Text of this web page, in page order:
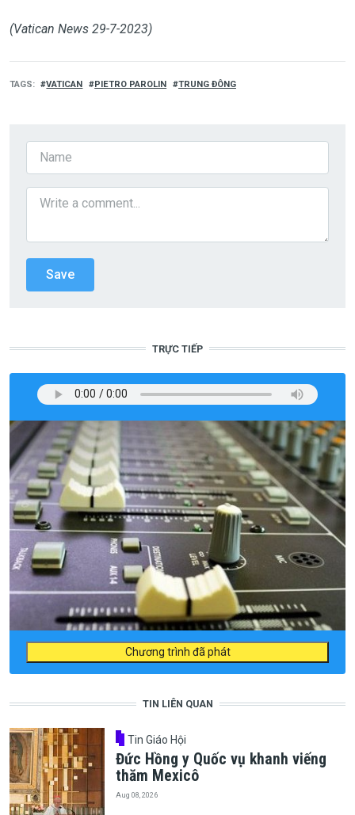
(Vatican News 29-7-2023)
TAGS VATICAN PIETRO PAROLIN TRUNG ĐÔNG
TRỰC TIẾP
Chương trình đã phát
TIN LIÊN QUAN
Tin Giáo Hội
Đức Hồng y Quốc vụ khanh viếng
thăm Mexicô
Aug 08, 2026